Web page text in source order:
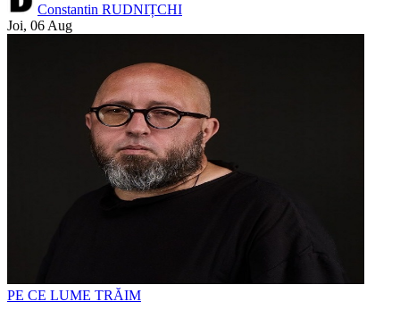
Constantin RUDNIȚCHI
Joi, 06 Aug
PE CE LUME TRĂIM